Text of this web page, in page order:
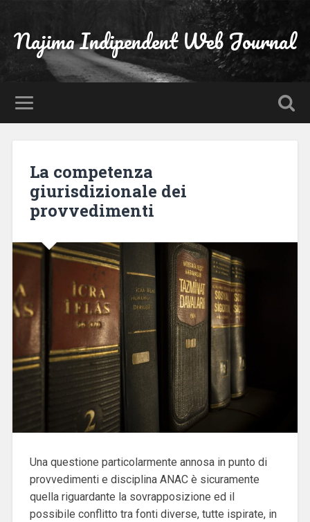
Najima Indipendent Web Journal
La competenza
giurisdizionale dei
provvedimenti
Una questione particolarmente annosa in punto di
provvedimenti e disciplina ANAC è sicuramente
quella riguardante la sovrapposizione ed il
possibile conflitto tra fonti diverse, tutte ispirate, in